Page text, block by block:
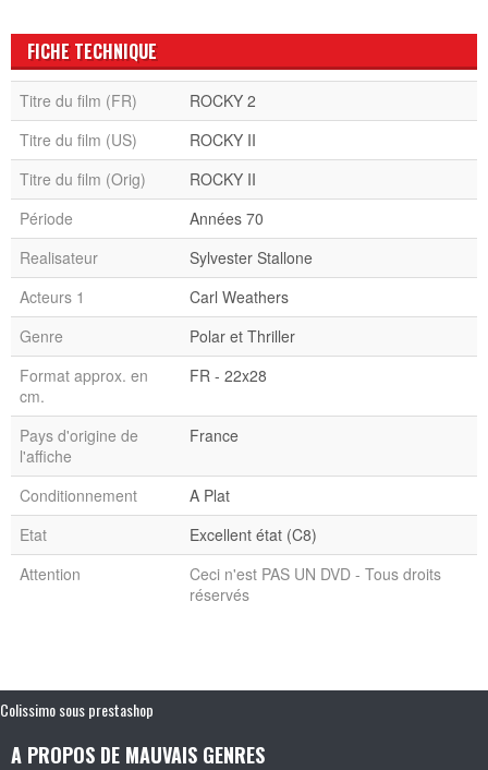
FICHE TECHNIQUE
Titre du film (FR)
ROCKY 2
Titre du film (US)
ROCKY II
Titre du film (Orig)
ROCKY II
Période
Années 70
Realisateur
Sylvester Stallone
Acteurs 1
Carl Weathers
Genre
Polar et Thriller
Format approx. en
cm.
FR - 22x28
Pays d'origine de
l'affiche
France
Conditionnement
A Plat
Etat
Excellent état (C8)
Attention
Ceci n'est PAS UN DVD - Tous droits
réservés
Colissimo sous prestashop
A PROPOS DE MAUVAIS GENRES